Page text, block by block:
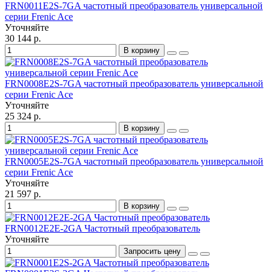
FRN0011E2S-7GA частотный преобразователь универсальной
серии Frenic Ace
Уточняйте
30 144 р.
В корзину
FRN0008E2S-7GA частотный преобразователь универсальной
серии Frenic Ace
Уточняйте
25 324 р.
В корзину
FRN0005E2S-7GA частотный преобразователь универсальной
серии Frenic Ace
Уточняйте
21 597 р.
В корзину
FRN0012E2E-2GA Частотный преобразователь
Уточняйте
Запросить цену